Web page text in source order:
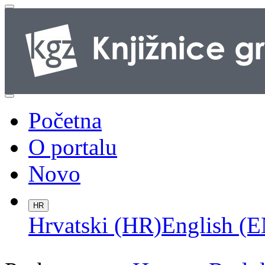
Početna
O portalu
Novo
HR
Hrvatski (HR)English